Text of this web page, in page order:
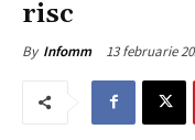
risc
By Infomm 13 februarie